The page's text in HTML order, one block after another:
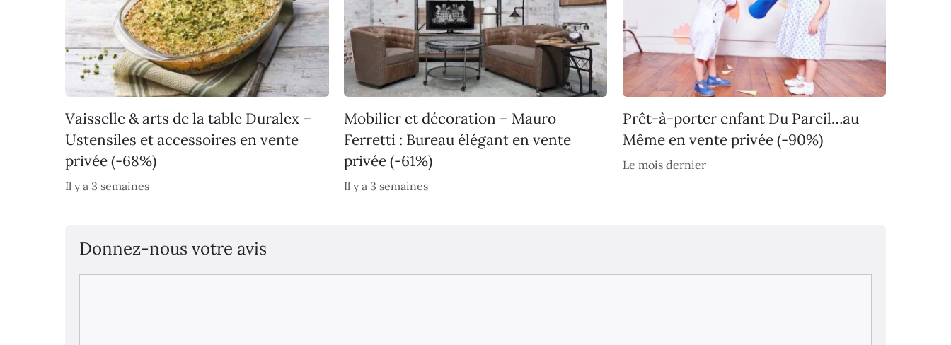
Vaisselle & arts de la table Duralex –
Ustensiles et accessoires en vente
privée (-68%)
Il y a 3 semaines
Mobilier et décoration – Mauro
Ferretti : Bureau élégant en vente
privée (-61%)
Il y a 3 semaines
Prêt-à-porter enfant Du Pareil…au
Même en vente privée (-90%)
Le mois dernier
Donnez-nous votre avis